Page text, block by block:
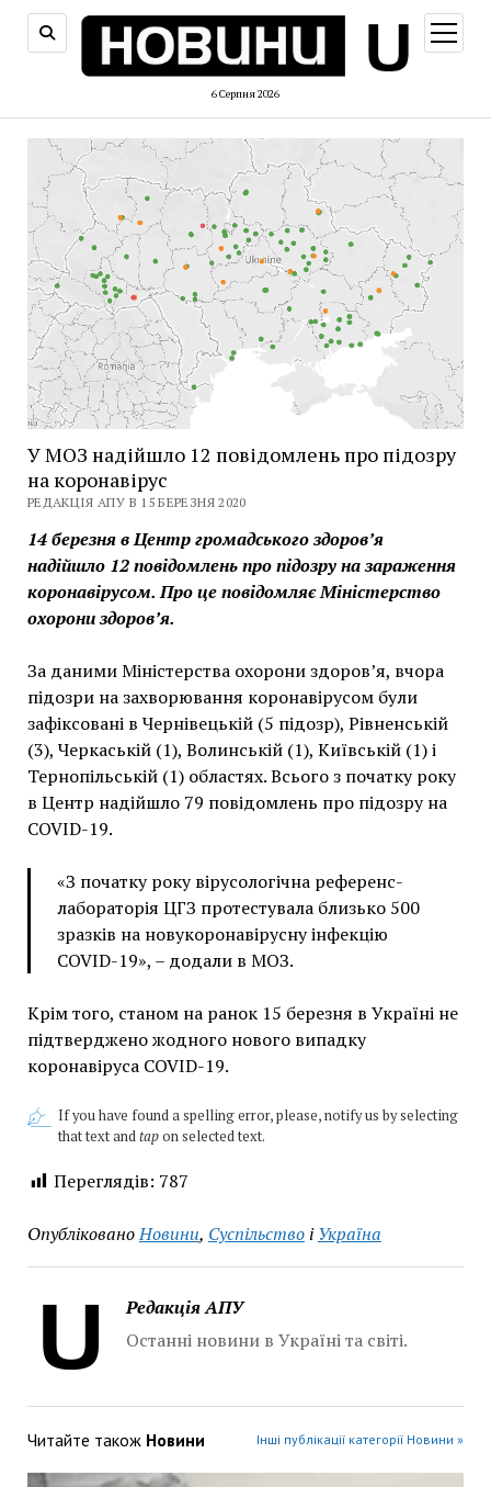
6 Серпня 2026
меню
У МОЗ надійшло 12 повідомлень про підозру
на коронавірус
РЕДАКЦІЯ АПУ В 15 БЕРЕЗНЯ 2020
14 березня в Центр громадського здоров’я
надійшло 12 повідомлень про підозру на зараження
коронавірусом. Про це повідомляє Міністерство
охорони здоров’я.
За даними Міністерства охорони здоров’я, вчора
підозри на захворювання коронавірусом були
зафіксовані в Чернівецькій (5 підозр), Рівненській
(3), Черкаській (1), Волинській (1), Київській (1) і
Тернопільській (1) областях. Всього з початку року
в Центр надійшло 79 повідомлень про підозру на
COVID-19.
«З початку року вірусологічна референс-
лабораторія ЦГЗ протестувала близько 500
зразків на новукоронавірусну інфекцію
COVID-19», – додали в МОЗ.
Крім того, станом на ранок 15 березня в Україні не
підтверджено жодного нового випадку
коронавіруса COVID-19.
If you have found a spelling error, please, notify us by selecting
that text andtapon selected text.
Переглядів: 787
ОпублікованоНовини, СуспільствоіУкраїна
Редакція АПУ
Останні новини в Україні та світі.
Читайте також Новини Інші публікації категорії Новини »